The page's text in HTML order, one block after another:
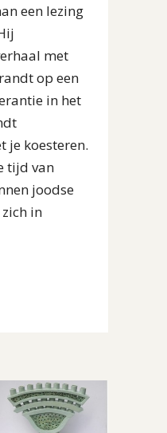
een lezing
met
op een
in het
je koesteren.
tijd van
joodse
in